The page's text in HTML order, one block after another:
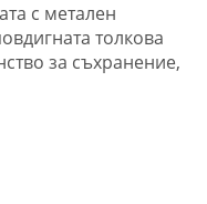
с метален
толкова
за съхранение,